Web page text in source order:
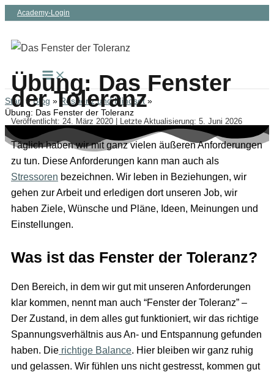
Zum
springen
Academy-Login
Start Blog
Resilienz und Mindset
Übung: Das Fenster der Toleranz
Übung: Das Fenster
der Toleranz
Veröffentlicht: 24. März 2020 | Letzte Aktualisierung: 5. Juni 2026
Täglich haben wir mit ganz vielen äußeren Anforderungen
zu tun. Diese Anforderungen kann man auch als
Stressoren bezeichnen. Wir leben in Beziehungen, wir
gehen zur Arbeit und erledigen dort unseren Job, wir
haben Ziele, Wünsche und Pläne, Ideen, Meinungen und
Einstellungen.
Was ist das Fenster der Toleranz?
Den Bereich, in dem wir gut mit unseren Anforderungen
klar kommen, nennt man auch “Fenster der Toleranz” –
Der Zustand, in dem alles gut funktioniert, wir das richtige
Spannungsverhältnis aus An- und Entspannung gefunden
haben. Die richtige Balance. Hier bleiben wir ganz ruhig
und gelassen. Wir fühlen uns nicht gestresst, kommen gut